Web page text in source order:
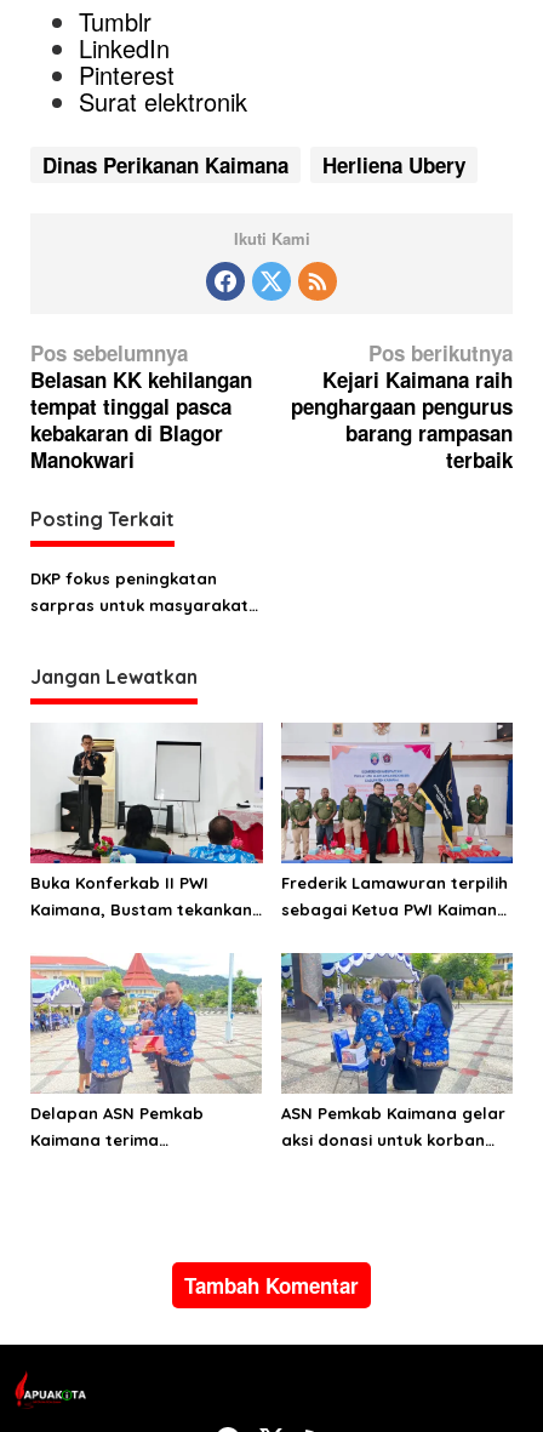
Tumblr
LinkedIn
Pinterest
Surat elektronik
Dinas Perikanan Kaimana Herliena Ubery
Ikuti Kami
N
a
v
i
a
s
i
o
s
Pos sebelumnya
Belasan KK kehilangan
tempat tinggal pasca
kebakaran di Blagor
Manokwari
Pos berikutnya
Kejari Kaimana raih
penghargaan pengurus
barang rampasan
terbaik
Posting Terkait
DKP fokus peningkatan
sarpras untuk masyarakat
Jangan Lewatkan
Buka Konferkab II PWI
Kaimana, Bustam tekankan
dan perilaku
Frederik Lamawuran terpilih
sebagai Ketua PWI Kaimana
Delapan ASN Pemkab
Kaimana terima
ASN Pemkab Kaimana gelar
aksi donasi untuk korban
Tambah Komentar